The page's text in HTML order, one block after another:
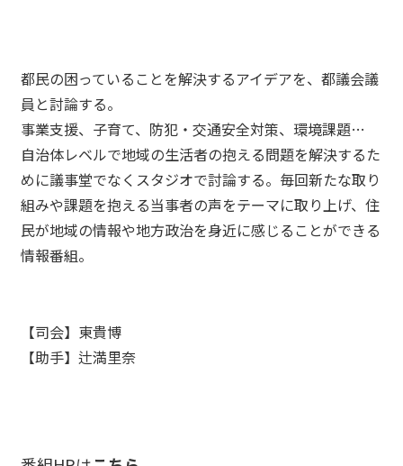
都民の困っていることを解決するアイデアを、都議会議
員と討論する。
事業支援、子育て、防犯・交通安全対策、環境課題…
自治体レベルで地域の生活者の抱える問題を解決するた
めに議事堂でなくスタジオで討論する。毎回新たな取り
組みや課題を抱える当事者の声をテーマに取り上げ、住
民が地域の情報や地方政治を身近に感じることができる
情報番組。
【司会】東貴博
【助手】辻満里奈